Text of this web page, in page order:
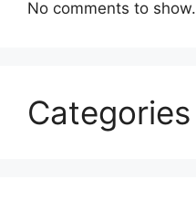
No comments to show.
Categories